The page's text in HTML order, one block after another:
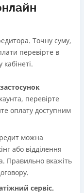
Точну суму,
перевірте в
перевірте
оплату доступним
можна
або відділення
Правильно вкажіть
сервіс.